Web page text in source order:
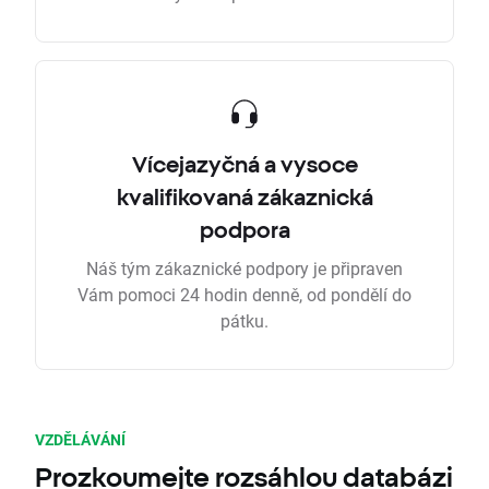
Vícejazyčná a vysoce
kvalifikovaná zákaznická
podpora
Náš tým zákaznické podpory je připraven
Vám pomoci 24 hodin denně, od pondělí do
pátku.
VZDĚLÁVÁNÍ
Prozkoumejte rozsáhlou databázi